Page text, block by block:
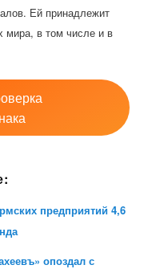
Ей принадлежит
мира, в том числе и в
предприятий 4,6
опоздал с